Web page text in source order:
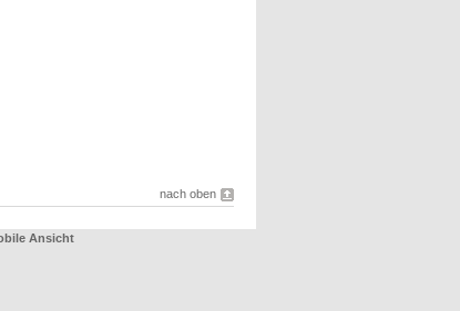
nach oben
Ansicht